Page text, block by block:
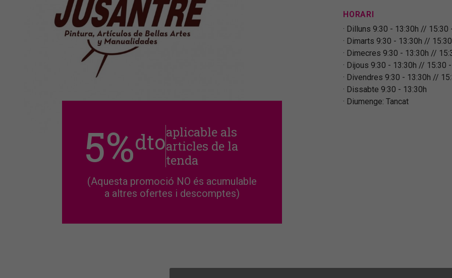
5%dtoaplicable als
articles de la
tenda
(Aquesta promoció NO és acumulable
a altres ofertes i descomptes)
HORARI
Dilluns 9:30 - 13:30h // 15:30
Dimarts 9:30 - 13:30h //
Dimecres 9:30 - 13:30h //
Dijous 9:30 - 13:30h // 15:30
Divendres 9:30 - 13:30h //
Dissabte 9:30 - 13:30h
Diumenge: Tancat